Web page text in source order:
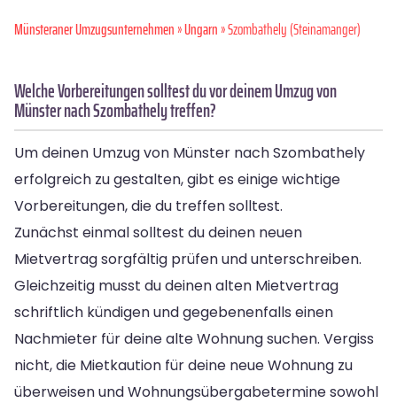
Münsteraner Umzugsunternehmen»Ungarn» Szombathely (Steinamanger)
Welche Vorbereitungen solltest du vor deinem Umzug von
Münster nach Szombathely treffen?
Um deinen Umzug von Münster nach Szombathely
erfolgreich zu gestalten, gibt es einige wichtige
Vorbereitungen, die du treffen solltest.
Zunächst einmal solltest du deinen neuen
Mietvertrag sorgfältig prüfen und unterschreiben.
Gleichzeitig musst du deinen alten Mietvertrag
schriftlich kündigen und gegebenenfalls einen
Nachmieter für deine alte Wohnung suchen. Vergiss
nicht, die Mietkaution für deine neue Wohnung zu
überweisen und Wohnungsübergabetermine sowohl